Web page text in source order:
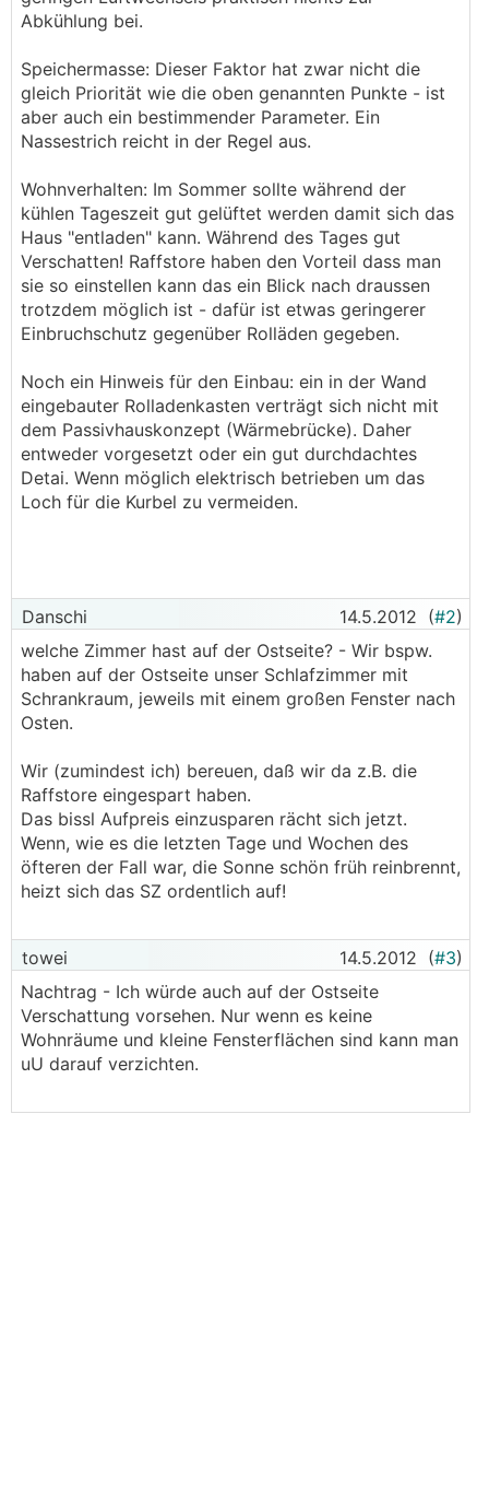
Abkühlung bei.
Speichermasse: Dieser Faktor hat zwar nicht die
gleich Priorität wie die oben genannten Punkte - ist
aber auch ein bestimmender Parameter. Ein
Nassestrich reicht in der Regel aus.
Wohnverhalten: Im Sommer sollte während der
kühlen Tageszeit gut gelüftet werden damit sich das
Haus "entladen" kann. Während des Tages gut
Verschatten! Raffstore haben den Vorteil dass man
sie so einstellen kann das ein Blick nach draussen
trotzdem möglich ist - dafür ist etwas geringerer
Einbruchschutz gegenüber Rolläden gegeben.
Noch ein Hinweis für den Einbau: ein in der Wand
eingebauter Rolladenkasten verträgt sich nicht mit
dem Passivhauskonzept (Wärmebrücke). Daher
entweder vorgesetzt oder ein gut durchdachtes
Detai. Wenn möglich elektrisch betrieben um das
Loch für die Kurbel zu vermeiden.
Danschi 14.5.2012 (#2)
welche Zimmer hast auf der Ostseite? - Wir bspw.
haben auf der Ostseite unser Schlafzimmer mit
Schrankraum, jeweils mit einem großen Fenster nach
Osten.
Wir (zumindest ich) bereuen, daß wir da z.B. die
Raffstore eingespart haben.
Das bissl Aufpreis einzusparen rächt sich jetzt.
Wenn, wie es die letzten Tage und Wochen des
öfteren der Fall war, die Sonne schön früh reinbrennt,
heizt sich das SZ ordentlich auf!
towei 14.5.2012 (#3)
Nachtrag - Ich würde auch auf der Ostseite
Verschattung vorsehen. Nur wenn es keine
Wohnräume und kleine Fensterflächen sind kann man
uU darauf verzichten.